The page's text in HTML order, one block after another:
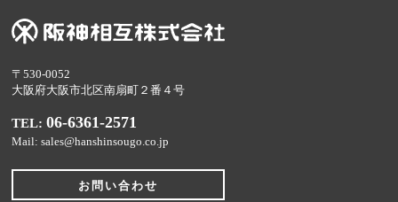
〒530-0052
大阪府大阪市北区南扇町２番４号
TEL:06-6361-2571
Mail: sales@hanshinsougo.co.jp
お問い合わせ